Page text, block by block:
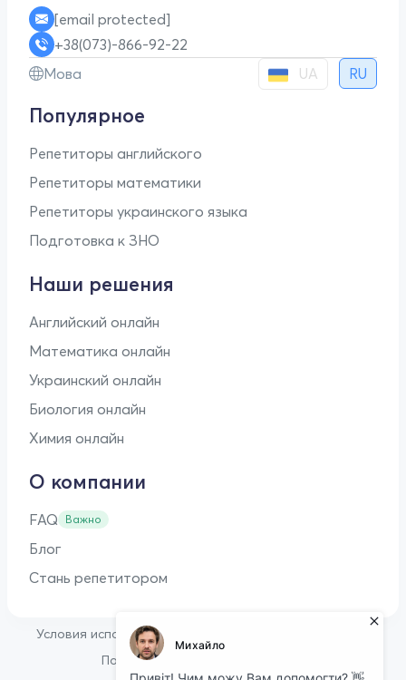
[email protected]
+38(073)-866-92-22
Мова
UA RU
Популярное
Репетиторы английского
Репетиторы математики
Репетиторы украинского языка
Подготовка к ЗНО
Наши решения
Английский онлайн
Математика онлайн
Украинский онлайн
Биология онлайн
Химия онлайн
О компании
FAQ Важно
Блог
Стань репетитором
Условия использования
Политика конфиденциальности